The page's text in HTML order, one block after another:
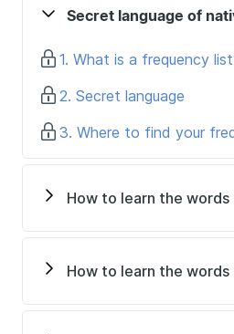
Intermediate English
Secret language of
1. What is a frequency
2. Secret language
3. Where to find your
How to learn the words
How to learn the words